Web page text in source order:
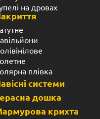
ціна
чаш в
чаша має
якого може досягати 50
фахівців заводу на
будинок,
тільки для чаші.
Не виключений
для власника за
і низька